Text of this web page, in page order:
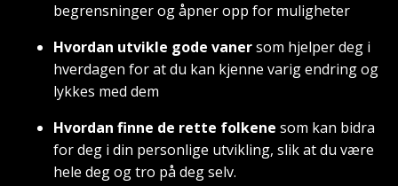
begrensninger og åpner opp for muligheter
Hvordan utvikle gode vanersom hjelper deg i
hverdagen for at du kan kjenne varig endring og
lykkes med dem
Hvordan finne de rette folkene som kan bidra
for deg i din personlige utvikling, slik at du være
hele deg og tro på deg selv.